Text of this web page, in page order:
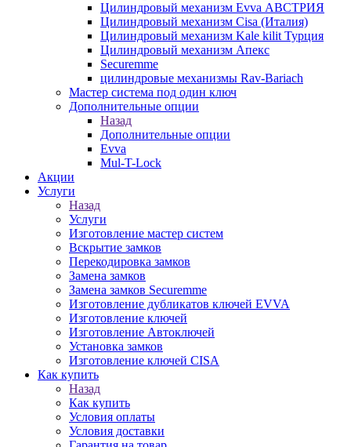
Цилиндровый механизм Evva АВСТРИЯ
Цилиндровый механизм Cisa (Италия)
Цилиндровый механизм Kale kilit Турция
Цилиндровый механизм Апекс
Securemme
цилиндровые механизмы Rav-Bariach
Мастер система под один ключ
Дополнительные опции
Назад
Дополнительные опции
Evva
Mul-T-Lock
Акции
Услуги
Назад
Услуги
Изготовление мастер систем
Вскрытие замков
Перекодировка замков
Замена замков
Замена замков Securemme
Изготовление дубликатов ключей EVVA
Изготовление ключей
Изготовление Автоключей
Установка замков
Изготовление ключей CISA
Как купить
Назад
Как купить
Условия оплаты
Условия доставки